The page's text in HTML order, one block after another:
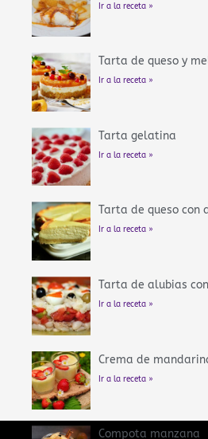
Ir a la receta »
Tarta de queso y
Ir a la receta »
Tarta gelatina
Ir a la receta »
Tarta de queso con
Ir a la receta »
Tarta de alubias
Ir a la receta »
Crema de
Ir a la receta »
Compota manzana